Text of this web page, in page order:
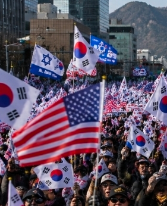
리면 정치적 음모를 의심하며, 언론이 비
붙인다. 이 과정에서 민주주의의 핵심
훼손된다....